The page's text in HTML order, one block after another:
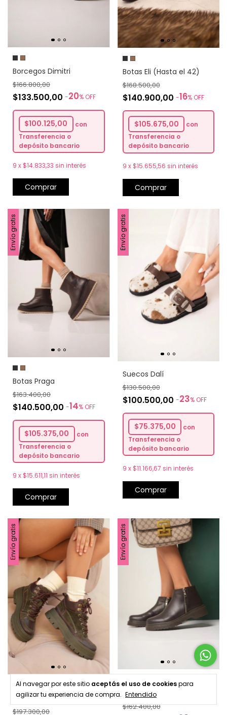
Al navegar por este sitio aceptás el uso de cookiespara
agilizar tu experiencia de compra. Entendido
Borcegos Dimitri
$133.500,00 -20% OFF
$166.800,00
$100.125,00
con
Transferencia o
depósito bancario
9 x $14.833,33 sin interés
Comprar
Botas Eli (Hasta el 42)
$140.900,00 -16% OFF
$168.500,00
$105.675,00
con
Transferencia o
depósito bancario
9 x $15.655,56 sin interés
Comprar
Envío gratis
Botas Praga
$140.500,00 -14% OFF
$163.400,00
$105.375,00
con
Transferencia o
depósito bancario
9 x $15.611,11 sin interés
Comprar
Envío gratis
Suecos Dalí
$100.500,00 -23% OFF
$130.500,00
$75.375,00
con
Transferencia o
depósito bancario
9 x $11.166,67 sin interés
Comprar
Envío gratis
+2
Borcegos June
$197.300,00
Envío gratis
Botas Dennis
$162.400,00